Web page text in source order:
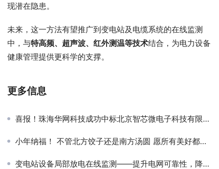
现潜在隐患。
未来，这一方法有望推广到变电站及电缆系统的在线监测
中，与特高频、超声波、红外测温等技术结合，为电力设备
健康管理提供更科学的支撑。
更多信息
喜报！珠海华网科技成功中标北京智芯微电子科技有限公司2026年产业单位第二次物资公开谈判采购—变电在线监测装置配件A等采购项目！
小年纳福！ 不管北方饺子还是南方汤圆 愿所有美好都赶来！
变电站设备局部放电在线监测——提升电网可靠性，降低运维成本